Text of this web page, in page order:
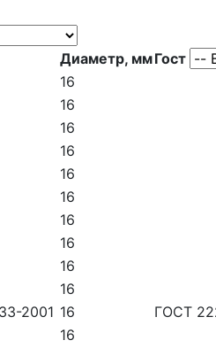
Диаметр, ммГост
16
16
16
16
16
16
16
16
16
16
2001 16
ГОСТ
16